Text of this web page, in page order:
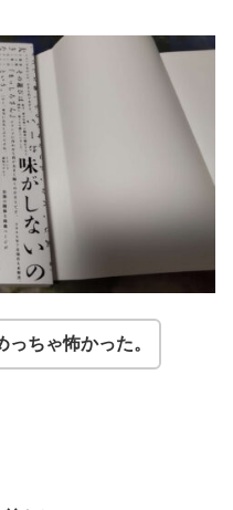
ちゃ怖かった。